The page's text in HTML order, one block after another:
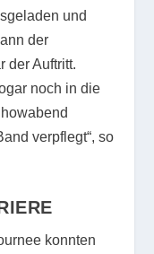
und
der
der Auftritt.
noch in die
verpflegt“, so
konnten